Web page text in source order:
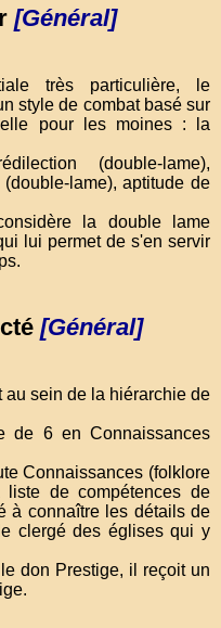
[Général]
très particulière, le
style de combat basé sur
pour les moines : la
(double-lame),
lame), aptitude de
la double lame
lui permet de s'en servir
[Général]
au sein de la hiérarchie de
de 6 en Connaissances
Connaissances (folklore
liste de compétences de
à connaître les détails de
clergé des églises qui y
don Prestige, il reçoit un